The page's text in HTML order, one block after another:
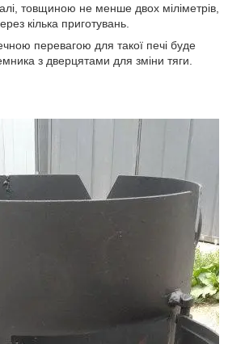
товщиною не менше двох міліметрів,
кілька приготувань.
перевагою для такої печі буде
з дверцятами для зміни тяги.